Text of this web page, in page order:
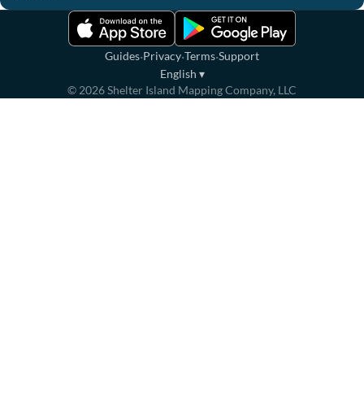
Guides·Privacy·Terms·Support
English ▾
© 2026Shelter Island Mapping Company, LLC